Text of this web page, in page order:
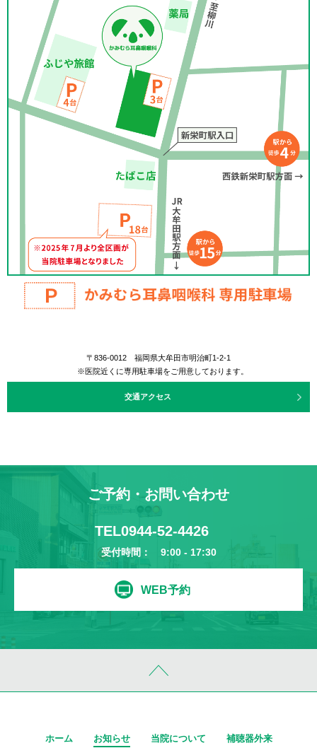
〒836-0012 福岡県大牟田市明治町1-2-1
※医院近くに専用駐車場をご用意しております。
交通アクセス
ご予約・お問い合わせ
TEL0944-52-4426
受付時間： 9:00 - 17:30
WEB予約
ホーム お知らせ 当院について 補聴器外来